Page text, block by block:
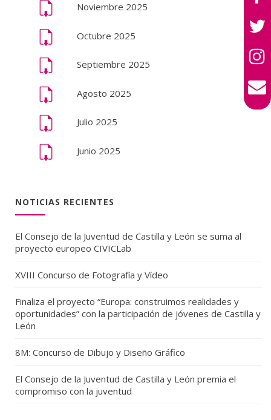
Noviembre 2025
Octubre 2025
Septiembre 2025
Agosto 2025
Julio 2025
Junio 2025
NOTICIAS RECIENTES
El Consejo de la Juventud de Castilla y León se suma al
proyecto europeo CIVICLab
XVIII Concurso de Fotografía y Vídeo
Finaliza el proyecto “Europa: construimos realidades y
oportunidades” con la participación de jóvenes de Castilla y
León
8M: Concurso de Dibujo y Diseño Gráfico
El Consejo de la Juventud de Castilla y León premia el
compromiso con la juventud